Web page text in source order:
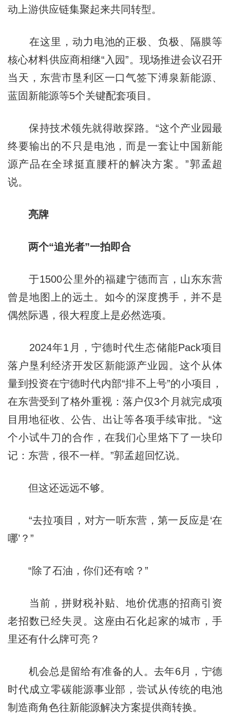
动上游供应链集聚起来共同转型。
在这里，动力电池的正极、负极、隔膜等
核心材料供应商相继“入园”。现场推进会议召开
当天，东营市垦利区一口气签下溥泉新能源、
蓝固新能源等5个关键配套项目。
保持技术领先就得敢探路。“这个产业园最
终要输出的不只是电池，而是一套让中国新能
源产品在全球挺直腰杆的解决方案。”郭孟超
说。
亮牌
两个“追光者”一拍即合
于1500公里外的福建宁德而言，山东东营
曾是地图上的远土。如今的深度携手，并不是
偶然际遇，很大程度上是必然选项。
2024年1月，宁德时代生态储能Pack项目
落户垦利经济开发区新能源产业园。这个从体
量到投资在宁德时代内部“排不上号”的小项目，
在东营受到了格外重视：落户仅3个月就完成项
目用地征收、公告、出让等各项手续审批。“这
个小试牛刀的合作，在我们心里烙下了一块印
记：东营，很不一样。”郭孟超回忆说。
但这还远远不够。
“去拉项目，对方一听东营，第一反应是‘在
哪’？”
“除了石油，你们还有啥？”
当前，拼财税补贴、地价优惠的招商引资
老招数已经失灵。这座由石化起家的城市，手
里还有什么牌可亮？
机会总是留给有准备的人。去年6月，宁德
时代成立零碳能源事业部，尝试从传统的电池
制造商角色往新能源解决方案提供商转换。